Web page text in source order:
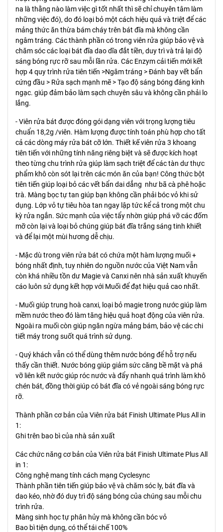
na là thằng nào làm việc gì tốt nhất thì sẽ chỉ chuyên tâm làm
những việc đó), do đó loại bỏ một cách hiệu quả và triệt để các
mảng thức ăn thừa bám cháy trên bát đĩa mà không cần
ngâm tráng. Các thành phần có trong viên rửa giúp bảo vệ và
chăm sóc các loại bát đĩa dao dĩa đắt tiền, duy trì và trả lại độ
sáng bóng rực rỡ sau mỗi lần rửa. Các Enzym cải tiến mới kết
hợp 4 quy trình rửa tiên tiến >Ngâm tráng > Đánh bay vết bẩn
cứng đầu > Rửa sạch mạnh mẽ > Tạo độ sáng bóng đáng kinh
ngạc. giúp đảm bảo làm sạch chuyên sâu và không cần phải lo
lắng.
- Viên rửa bát được đóng gói dạng viên với trọng lượng tiêu
chuẩn 18,2g /viên. Hàm lượng được tính toán phù hợp cho tất
cả các dòng máy rửa bát cỡ lớn. Thiết kế viên rửa 3 khoang
tiên tiến với những tính năng riêng biệt và sẽ được kích hoạt
theo từng chu trình rửa giúp làm sạch triệt để các tàn dư thực
phẩm khô còn sót lại trên các món ăn của bạn! Công thức bột
tiên tiến giúp loại bỏ các vết bẩn dai dẳng như bã cà phê hoặc
trà. Màng bọc tự tan giúp bạn không cần phải bóc vỏ khi sử
dụng. Lớp vỏ tự tiêu hòa tan ngay lập tức kể cả trong một chu
kỳ rửa ngắn. Sức mạnh của việc tẩy nhờn giúp phá vỡ các đốm
mỡ còn lại và loại bỏ chúng giúp bát đĩa trắng sáng tinh khiết
và để lại một mùi hương dễ chịu.
- Mặc dù trong viên rửa bát có chứa một hàm lượng muối +
bóng nhất định, tuy nhiên do nguồn nước của Việt Nam vẫn
còn khá nhiều tồn dư Magie và Canxi nên nhà sản xuất khuyến
cáo luôn sử dụng kết hợp với Muối để đạt hiệu quả cao nhất.
- Muối giúp trung hoà canxi, loại bỏ magie trong nước giúp làm
mềm nước theo đó làm tăng hiệu quả hoạt động của viên rửa.
Ngoài ra muối còn giúp ngăn ngừa mảng bám, bảo vệ các chi
tiết máy trong suốt quá trình sử dụng.
- Quý khách vẫn có thể dùng thêm nước bóng để hỗ trợ nếu
thấy cần thiết. Nước bóng giúp giảm sức căng bề mặt và phá
vỡ liên kết nước giúp róc nước và đẩy nhanh quá trình làm khô
chén bát, đồng thời giúp có bát đĩa có vẻ ngoài sáng bóng rực
rỡ.
Thành phần cơ bản của Viên rửa bát Finish Ultimate Plus All in
1:
Ghi trên bao bì của nhà sản xuất
Các chức năng cơ bản của Viên rửa bát Finish Ultimate Plus All
in 1:
Công nghệ mang tính cách mạng Cyclesync
Thành phần tiên tiến giúp bảo vệ và chăm sóc ly, bát đĩa và
dao kéo, nhờ đó duy trì độ sáng bóng của chúng sau mỗi chu
trình rửa.
Màng sinh học tự phân hủy mà không cần bóc vỏ
Bao bì tiện dụng, có thể tái chế 100%